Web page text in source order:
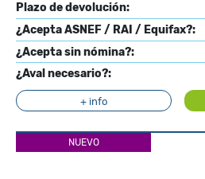
Plazo de devolución:
¿Acepta ASNEF / RAI / Equifax?:
¿Acepta sin nómina?:
¿Aval necesario?:
+ info
NUEVO